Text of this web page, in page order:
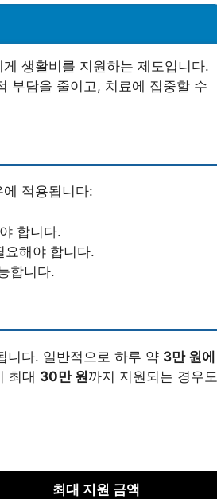
생활비를 지원하는 제도입니다.
부담을 줄이고, 치료에 집중할 수
적용됩니다:
합니다.
요해야 합니다.
합니다.
니다. 일반적으로 하루 약 3만 원에
최대 30만 원까지 지원되는 경우도
최대 지원 금액